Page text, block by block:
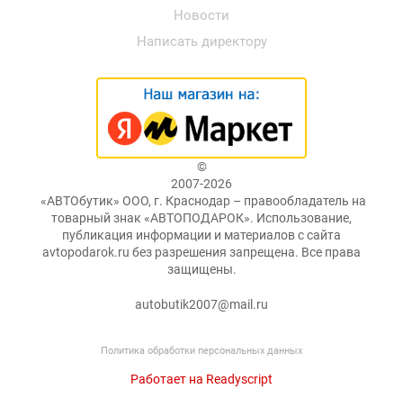
Новости
Написать директору
©
2007-2026
«АВТОбутик» ООО, г. Краснодар – правообладатель на
товарный знак «АВТОПОДАРОК». Использование,
публикация информации и материалов с сайта
avtopodarok.ru без разрешения запрещена. Все права
защищены.
autobutik2007@mail.ru
Политика обработки персональных данных
Работает на Readyscript